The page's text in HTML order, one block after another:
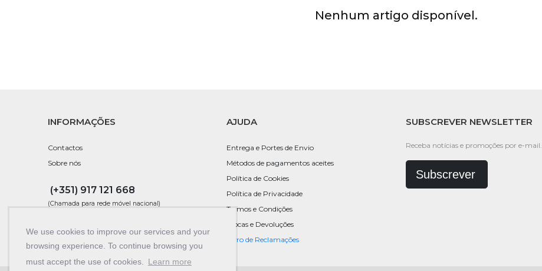
We use cookies to improve our services and your
browsing experience. To continue browsing you
must accept the use of cookies.
Learn more
Nenhum artigo disponível.
INFORMAÇÕES
Contactos
Sobre nós
(+351) 917 121 668
(Chamada para rede móvel nacional)
249 247 781
(Chamada para rede fixa nacional)
AJUDA
Entrega e Portes de Envio
Métodos de pagamentos aceites
Política de Cookies
Política de Privacidade
Termos e Condições
Trocas e Devoluções
Livro de Reclamações
SUBSCREVER NEWSLETTER
Receba notícias e promoções por e-mail.
Subscrever